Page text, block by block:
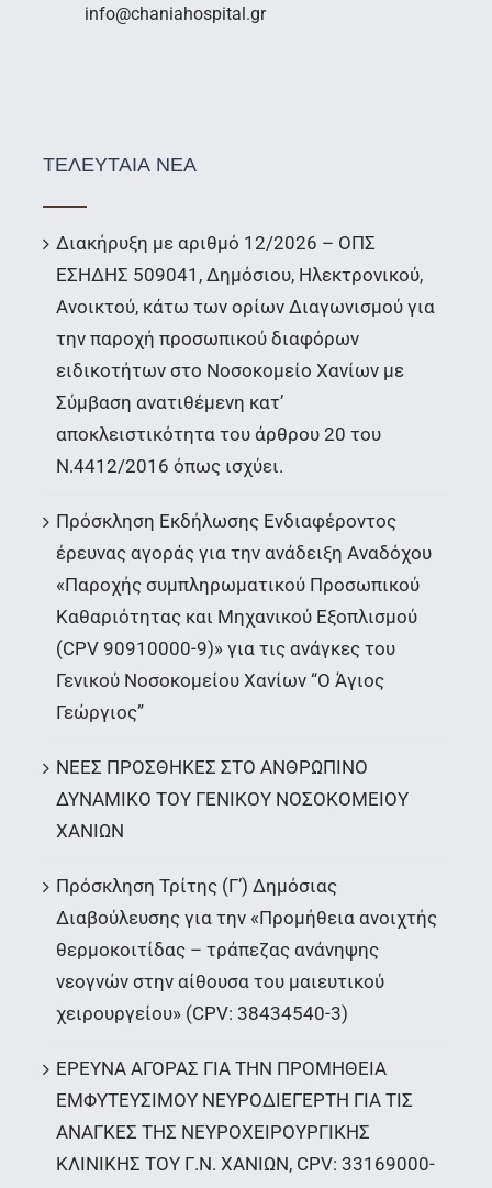
info@chaniahospital.gr
ΤΕΛΕΥΤΑΙΑ ΝΕΑ
Διακήρυξη με αριθμό 12/2026 – ΟΠΣ
ΕΣΗΔΗΣ 509041, Δημόσιου, Ηλεκτρονικού,
Ανοικτού, κάτω των ορίων Διαγωνισμού για
την παροχή προσωπικού διαφόρων
ειδικοτήτων στο Νοσοκομείο Χανίων με
Σύμβαση ανατιθέμενη κατ’
αποκλειστικότητα του άρθρου 20 του
Ν.4412/2016 όπως ισχύει.
Πρόσκληση Εκδήλωσης Ενδιαφέροντος
έρευνας αγοράς για την ανάδειξη Αναδόχου
«Παροχής συμπληρωματικού Προσωπικού
Καθαριότητας και Μηχανικού Εξοπλισμού
(CPV 90910000-9)» για τις ανάγκες του
Γενικού Νοσοκομείου Χανίων “Ο Άγιος
Γεώργιος”
ΝΕΕΣ ΠΡΟΣΘΗΚΕΣ ΣΤΟ ΑΝΘΡΩΠΙΝΟ
ΔΥΝΑΜΙΚΟ ΤΟΥ ΓΕΝΙΚΟΥ ΝΟΣΟΚΟΜΕΙΟΥ
ΧΑΝΙΩΝ
Πρόσκληση Τρίτης (Γ’) Δημόσιας
Διαβούλευσης για την «Προμήθεια ανοιχτής
θερμοκοιτίδας – τράπεζας ανάνηψης
νεογνών στην αίθουσα του μαιευτικού
χειρουργείου» (CPV: 38434540-3)
ΕΡΕΥΝΑ ΑΓΟΡΑΣ ΓΙΑ ΤΗΝ ΠΡΟΜΗΘΕΙΑ
ΕΜΦΥΤΕΥΣΙΜΟΥ ΝΕΥΡΟΔΙΕΓΕΡΤΗ ΓΙΑ ΤΙΣ
ΑΝΑΓΚΕΣ ΤΗΣ ΝΕΥΡΟΧΕΙΡΟΥΡΓΙΚΗΣ
ΚΛΙΝΙΚΗΣ ΤΟΥ Γ.Ν. ΧΑΝΙΩΝ, CPV: 33169000-